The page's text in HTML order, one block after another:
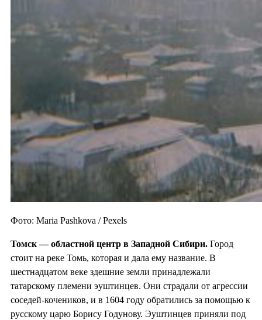
Фото: Maria Pashkova / Pexels
Томск — областной центр в Западной Сибири. Город
стоит на реке Томь, которая и дала ему название. В
шестнадцатом веке здешние земли принадлежали
татарскому племени эуштинцев. Они страдали от агрессии
соседей-кочеников, и в 1604 году обратились за помощью к
русскому царю Борису Годунову. Эуштинцев приняли под